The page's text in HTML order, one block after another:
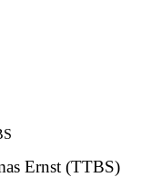
Ernst (TTBS)